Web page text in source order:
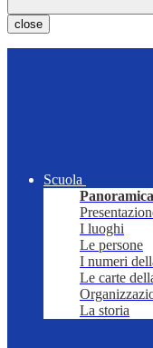
close
Scuola
Panoramica
I luoghi
Le persone
I numeri
Le carte
La storia